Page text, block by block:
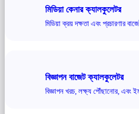
মিডিয়া কেনার ক্যালকুলেটর
মিডিয়া ক্রয় দক্ষতা এবং প্রচারণার
বিজ্ঞাপন বাজেট ক্যালকুলেটর
বিজ্ঞাপন খরচ, লক্ষ্য পৌঁছানোর, এবং